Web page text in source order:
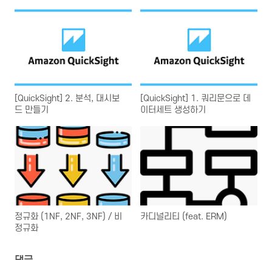
[QuickSight] 2. 분석, 대시보
드 만들기
[QuickSight] 1. 쿼리문으로 데
이터세트 생성하기
정규화 (1NF, 2NF, 3NF) / 비
정규화
카디널리티 (feat. ERM)